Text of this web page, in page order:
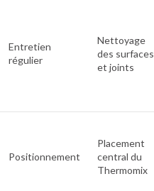
Entretien
régulier
Nettoyage
des surfaces
et joints
Positionnement
Placement
central du
Thermomix